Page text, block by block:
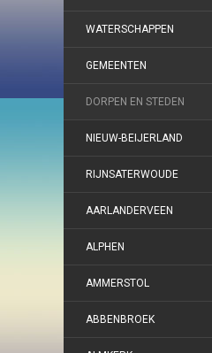
WATERSCHAPPEN
GEMEENTEN
DORPEN EN STEDEN
NIEUW-BEIJERLAND
RIJNSATERWOUDE
AARLANDERVEEN
ALPHEN
AMMERSTOL
ABBENBROEK